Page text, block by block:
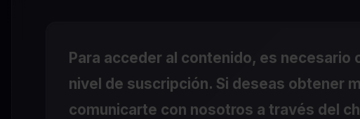
Para acceder al contenido, es necesario
nivel de suscripción. Si deseas obtener
comunicarte con nosotros a través del